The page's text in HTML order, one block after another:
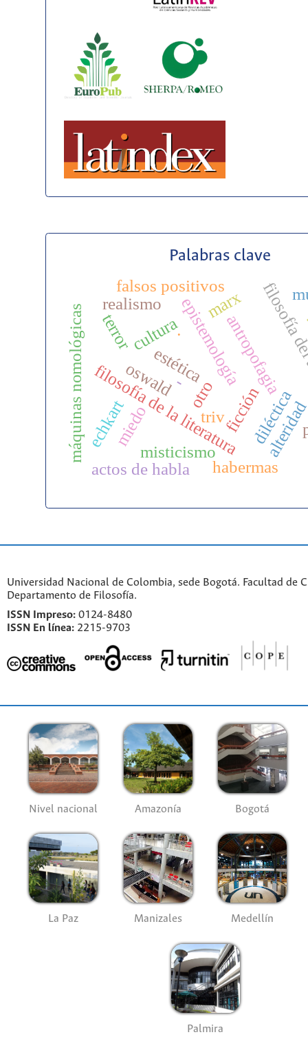
Palabras clave
.epistemología
estética
ficción
filosofía de la literatura
antropofagia
cultura
diléctica
marx
oswald
miedo
terror
realismo
máquinas nomológicas otro
misticismo
echkart
falsos positivos
actos de habla habermas
triv
-
Universidad Nacional de Colombia, sede Bogotá. Facultad de
Departamento de Filosofía.
ISSN Impreso: 0124-8480
ISSN En línea: 2215-9703
Nivel nacional Amazonía Bogotá
La Paz Manizales Medellín
Palmira